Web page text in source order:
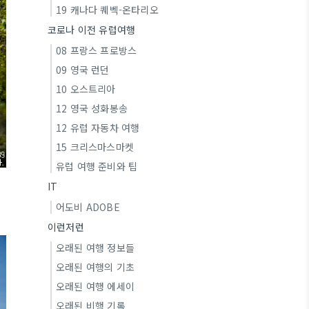
19 캐나다 퀘벡-온타리오
코로나 이전 유럽여행
08 프랑스 프로방스
09 영국 런던
10 오스트리아
12 영국 성화봉송
12 유럽 자동차 여행
15 크리스마스마켓
유럽 여행 준비와 팁
IT
어도비 ADOBE
이런저런
오래된 여행 정보들
오래된 여행의 기초
오래된 여행 에세이
오래된 비행 기록